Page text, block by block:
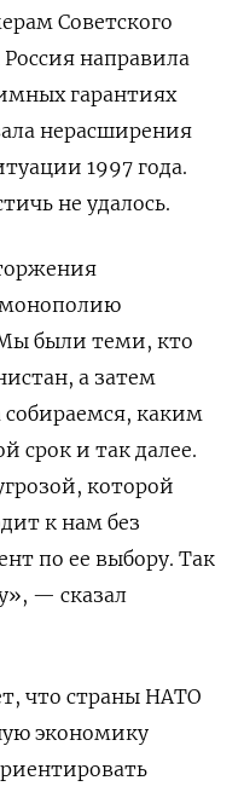
Советского
Россия направила
гарантиях
нерасширения
1997 года.
не удалось.
монополию
были теми, кто
а затем
каким
срок и так далее.
которой
к нам без
по ее выбору. Так
— сказал
что страны НАТО
экономику